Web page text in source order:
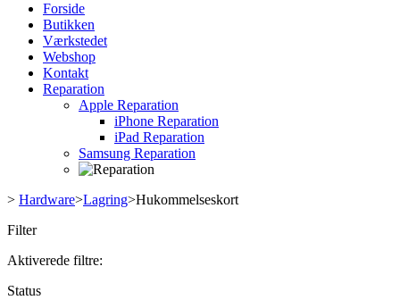
Forside
Butikken
Værkstedet
Webshop
Kontakt
Reparation
Apple Reparation
iPhone Reparation
iPad Reparation
Samsung Reparation
> Hardware>Lagring>Hukommelseskort
Filter
Aktiverede filtre:
Status